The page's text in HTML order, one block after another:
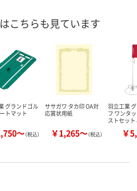
こちらも見ています
グランドゴル
トマット
～（税込）
ササガワ タカ印 OA対
応賞状用紙
￥1,265～（税込）
羽立工業
フ ワンタ
ストセッ
￥